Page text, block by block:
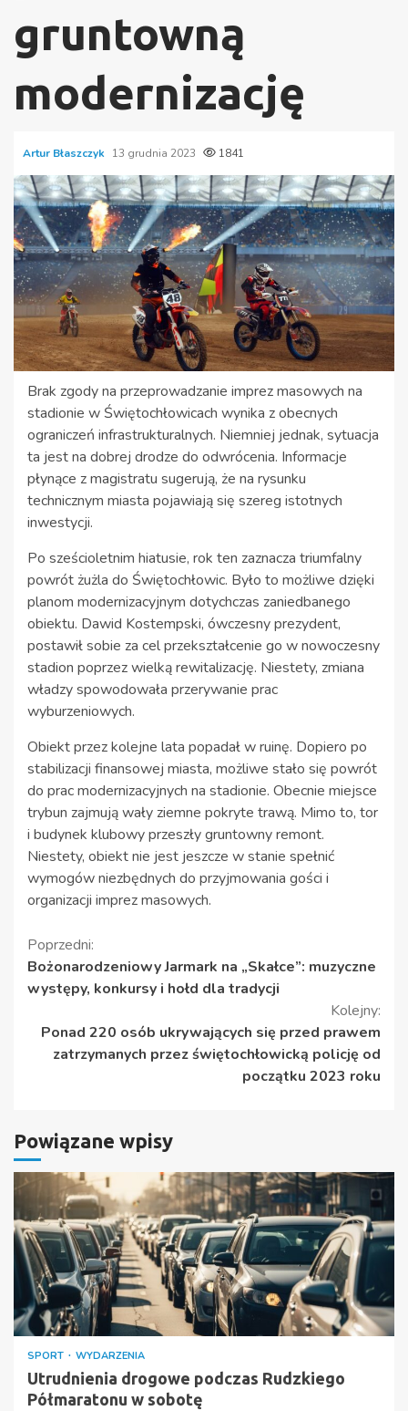
gruntowną
modernizację
Artur Błaszczyk 13 grudnia 2023 1841
Brak zgody na przeprowadzanie imprez masowych na
stadionie w Świętochłowicach wynika z obecnych
ograniczeń infrastrukturalnych. Niemniej jednak, sytuacja
ta jest na dobrej drodze do odwrócenia. Informacje
płynące z magistratu sugerują, że na rysunku
technicznym miasta pojawiają się szereg istotnych
inwestycji.
Po sześcioletnim hiatusie, rok ten zaznacza triumfalny
powrót żużla do Świętochłowic. Było to możliwe dzięki
planom modernizacyjnym dotychczas zaniedbanego
obiektu. Dawid Kostempski, ówczesny prezydent,
postawił sobie za cel przekształcenie go w nowoczesny
stadion poprzez wielką rewitalizację. Niestety, zmiana
władzy spowodowała przerywanie prac
wyburzeniowych.
Obiekt przez kolejne lata popadał w ruinę. Dopiero po
stabilizacji finansowej miasta, możliwe stało się powrót
do prac modernizacyjnych na stadionie. Obecnie miejsce
trybun zajmują wały ziemne pokryte trawą. Mimo to, tor
i budynek klubowy przeszły gruntowny remont.
Niestety, obiekt nie jest jeszcze w stanie spełnić
wymogów niezbędnych do przyjmowania gości i
organizacji imprez masowych.
Kontynuuj
czytanie
Poprzedni:
Bożonarodzeniowy Jarmark na „Skałce”: muzyczne
występy, konkursy i hołd dla tradycji
Kolejny:
Ponad 220 osób ukrywających się przed prawem
zatrzymanych przez świętochłowicką policję od
początku 2023 roku
Powiązane wpisy
SPORT WYDARZENIA
Utrudnienia drogowe podczas Rudzkiego
Półmaratonu w sobotę